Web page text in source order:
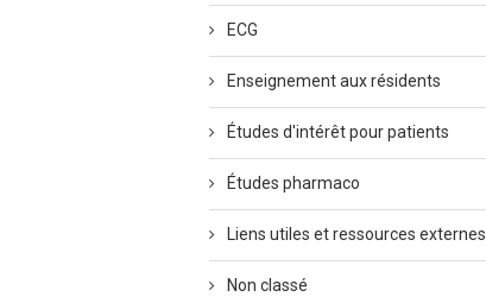
ECG
Enseignement aux résidents
Études d'intérêt pour patients
Études pharmaco
Liens utiles et ressources externes
Non classé